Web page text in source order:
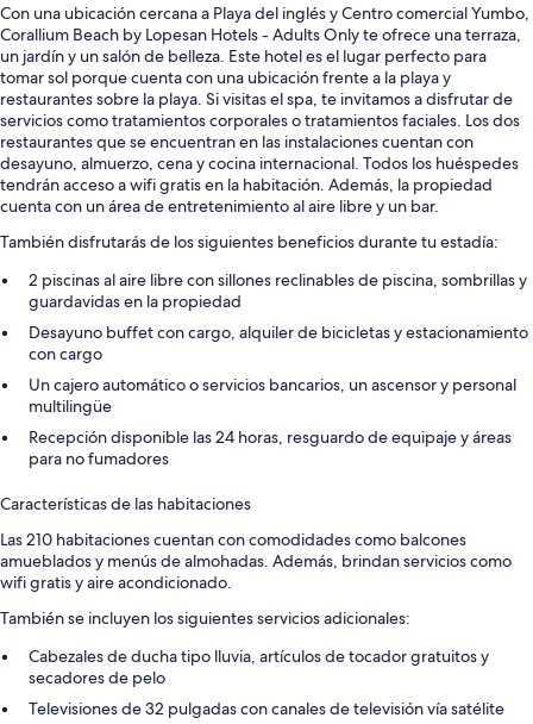
Con una ubicación cercana a Playa del inglés y Centro comercial Yumbo,
Corallium Beach by Lopesan Hotels - Adults Only te ofrece una terraza,
un jardín y un salón de belleza. Este hotel es el lugar perfecto para
tomar sol porque cuenta con una ubicación frente a la playa y
restaurantes sobre la playa. Si visitas el spa, te invitamos a disfrutar de
servicios como tratamientos corporales o tratamientos faciales. Los dos
restaurantes que se encuentran en las instalaciones cuentan con
desayuno, almuerzo, cena y cocina internacional. Todos los huéspedes
tendrán acceso a wifi gratis en la habitación. Además, la propiedad
cuenta con un área de entretenimiento al aire libre y un bar.
También disfrutarás de los siguientes beneficios durante tu estadía:
2 piscinas al aire libre con sillones reclinables de piscina, sombrillas y
guardavidas en la propiedad
Desayuno buffet con cargo, alquiler de bicicletas y estacionamiento
con cargo
Un cajero automático o servicios bancarios, un ascensor y personal
multilingüe
Recepción disponible las 24 horas, resguardo de equipaje y áreas
para no fumadores
Características de las habitaciones
Las 210 habitaciones cuentan con comodidades como balcones
amueblados y menús de almohadas. Además, brindan servicios como
wifi gratis y aire acondicionado.
También se incluyen los siguientes servicios adicionales:
Cabezales de ducha tipo lluvia, artículos de tocador gratuitos y
secadores de pelo
Televisiones de 32 pulgadas con canales de televisión vía satélite